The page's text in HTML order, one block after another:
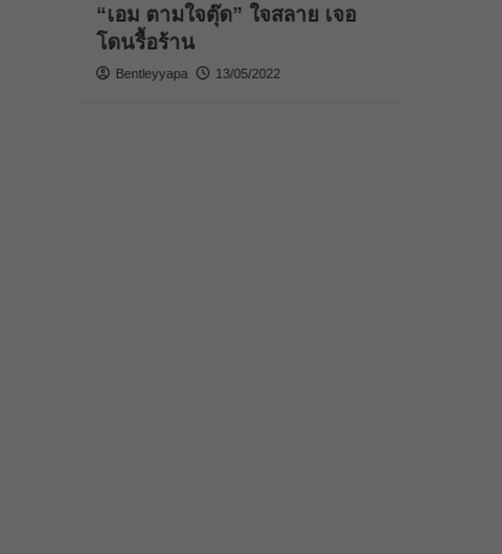
“เอม ตามใจตุ๊ด” ใจสลาย เจอ
โดนรื้อร้าน
Bentleyyapa 13/05/2022